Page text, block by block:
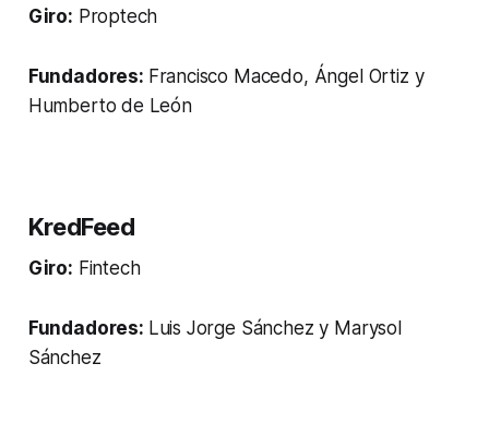
Giro: Proptech
Fundadores: Francisco Macedo, Ángel Ortiz y
Humberto de León
KredFeed
Giro: Fintech
Fundadores: Luis Jorge Sánchez y Marysol
Sánchez